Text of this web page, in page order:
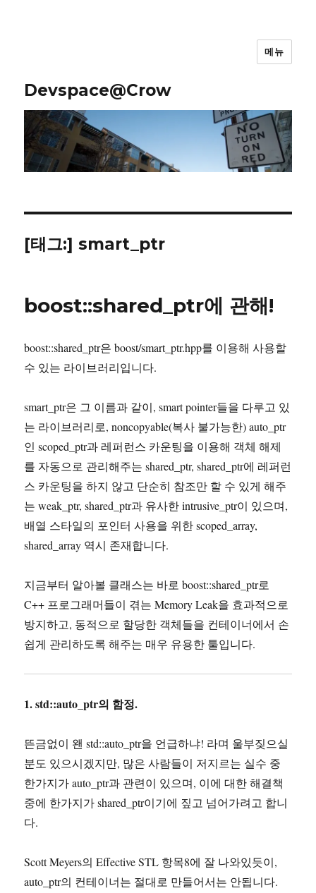
Devspace@Crow
메뉴
[태그:]smart_ptr
boost::shared_ptr에 관해!
boost::shared_ptr은 boost/smart_ptr.hpp를 이용해 사용할
수 있는 라이브러리입니다.
smart_ptr은 그 이름과 같이, smart pointer들을 다루고 있
는 라이브러리로, noncopyable(복사 불가능한) auto_ptr
인 scoped_ptr과 레퍼런스 카운팅을 이용해 객체 해제
를 자동으로 관리해주는 shared_ptr, shared_ptr에 레퍼런
스 카운팅을 하지 않고 단순히 참조만 할 수 있게 해주
는 weak_ptr, shared_ptr과 유사한 intrusive_ptr이 있으며,
배열 스타일의 포인터 사용을 위한 scoped_array,
shared_array 역시 존재합니다.
지금부터 알아볼 클래스는 바로 boost::shared_ptr로
C++ 프로그래머들이 겪는 Memory Leak을 효과적으로
방지하고, 동적으로 할당한 객체들을 컨테이너에서 손
쉽게 관리하도록 해주는 매우 유용한 툴입니다.
1. std::auto_ptr의 함정.
뜬금없이 왠 std::auto_ptr을 언급하냐! 라며 울부짖으실
분도 있으시겠지만, 많은 사람들이 저지르는 실수 중
한가지가 auto_ptr과 관련이 있으며, 이에 대한 해결책
중에 한가지가 shared_ptr이기에 짚고 넘어가려고 합니
다.
Scott Meyers의 Effective STL 항목8에 잘 나와있듯이,
auto_ptr의 컨테이너는 절대로 만들어서는 안됩니다.